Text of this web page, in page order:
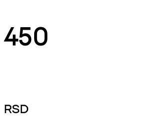
450
RSD